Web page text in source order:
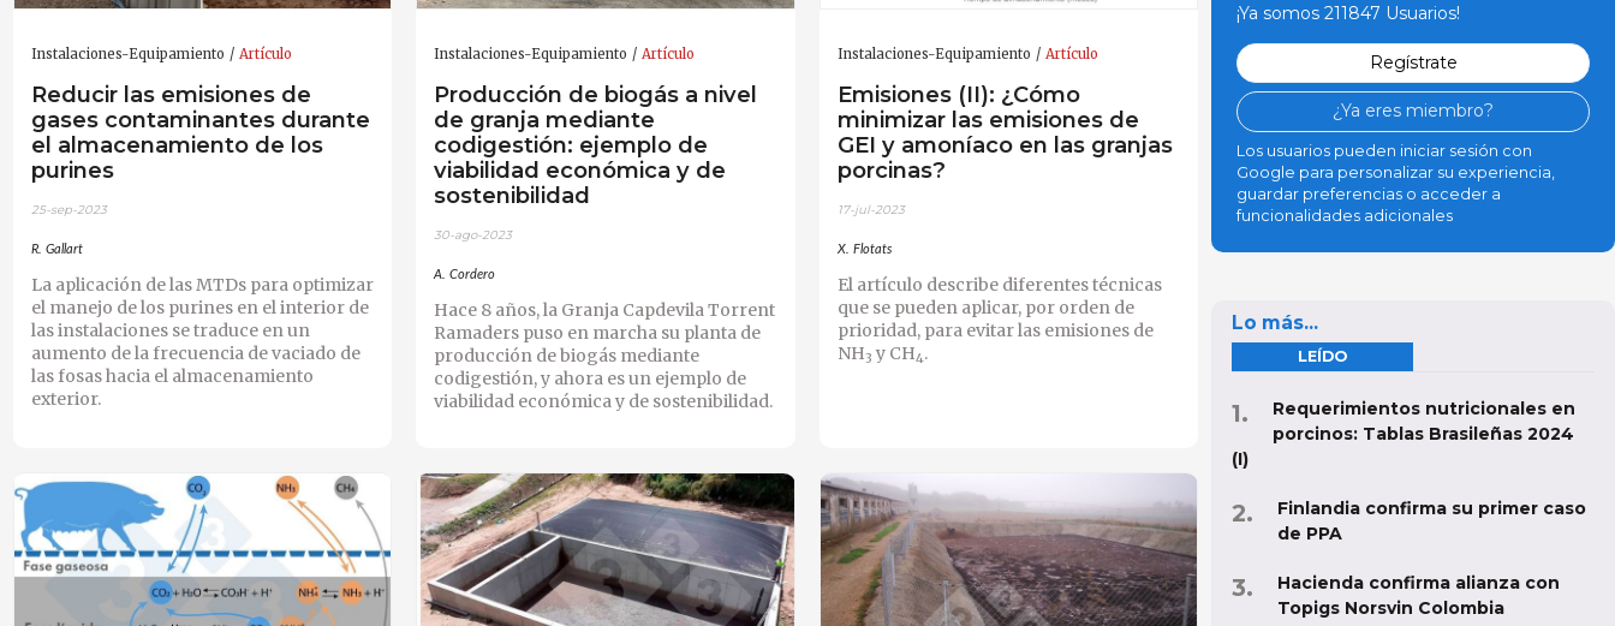
Instalaciones-Equipamiento Artículo
Reducir las emisiones de
gases contaminantes durante
el almacenamiento de los
purines
25-sep-2023
R. Gallart
La aplicación de las MTDs para optimizar
el manejo de los purines en el interior de
las instalaciones se traduce en un
aumento de la frecuencia de vaciado de
las fosas hacia el almacenamiento
exterior.
Instalaciones-Equipamiento Artículo
Producción de biogás a nivel
de granja mediante
codigestión: ejemplo de
viabilidad económica y de
sostenibilidad
30-ago-2023
A. Cordero
Hace 8 años, la Granja Capdevila Torrent
Ramaders puso en marcha su planta de
producción de biogás mediante
codigestión, y ahora es un ejemplo de
viabilidad económica y de sostenibilidad.
Instalaciones-Equipamiento Artículo
Emisiones (II): ¿Cómo
minimizar las emisiones de
GEI y amoníaco en las granjas
porcinas?
17-jul-2023
X. Flotats
El artículo describe diferentes técnicas
que se pueden aplicar, por orden de
prioridad, para evitar las emisiones de
NH3 y CH4.
¡Ya somos 211847 Usuarios!
Regístrate
¿Ya eres miembro?
Los usuarios pueden iniciar sesión con
Google para personalizar su experiencia,
guardar preferencias o acceder a
funcionalidades adicionales
Lo más...
LEÍDO
Requerimientos nutricionales en
porcinos: Tablas Brasileñas 2024
(I)
Finlandia confirma su primer caso
de PPA
Hacienda confirma alianza con
Topigs Norsvin Colombia